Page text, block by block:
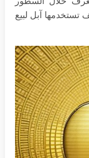
تستخدمها آبل لبيع